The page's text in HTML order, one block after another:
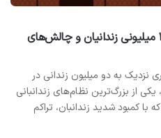
نظام زندانبانی آمریکا؛ جمعیت ۱.۹ میلیونی زندانیان و چالش‌های
نزدیک به دو میلیون زندانی در
از بزرگ‌ترین نظام‌های زندانبانی
با کمبود شدید زندانبان، تراکم